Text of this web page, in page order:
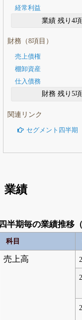
経常利益
業績 残り4項
財務（8項目）
売上債権
棚卸資産
仕入債務
財務 残り5
関連リンク
セグメント四半期
業績
四半期毎の業績推移（
科目
売上高